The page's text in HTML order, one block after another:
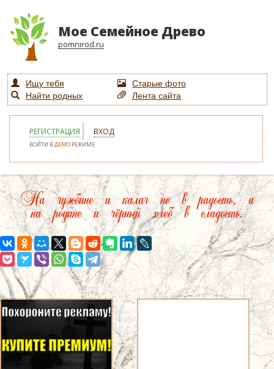
Мое Семейное Древо
pomnirod.ru
Ищу тебя
Старые фото
Найти родных
Лента сайта
РЕГИСТРАЦИЯ ВХОД
ВОЙТИ ВДЕМО РЕЖИМЕ
На чужбине и калач не в радость, а
на родине и чёрный хлеб в сладость.